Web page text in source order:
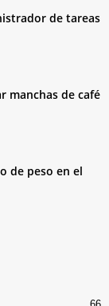
de tareas
manchas de café
de peso en el